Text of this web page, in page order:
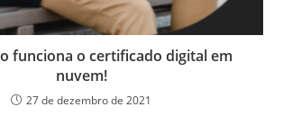
funciona o certificado digital em
nuvem!
27 de dezembro de 2021